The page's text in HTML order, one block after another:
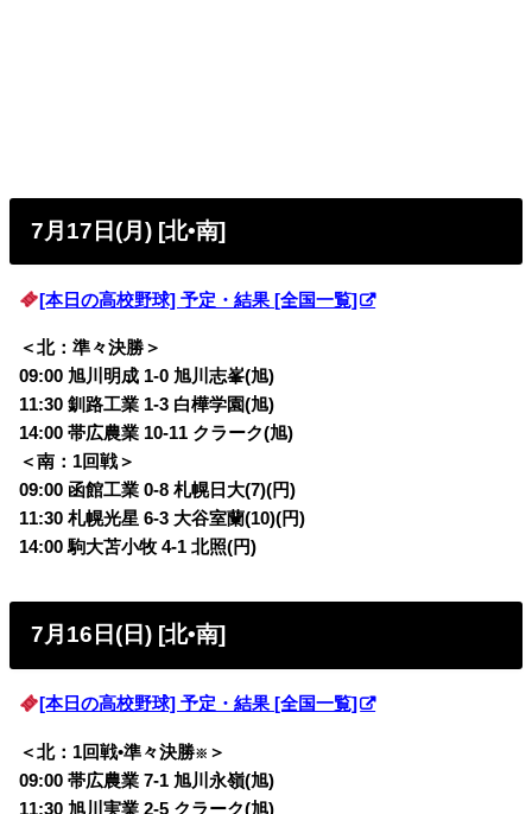
7月17日(月) [北•南]
[本日の高校野球] 予定・結果 [全国一覧]
＜北：準々決勝＞
09:00 旭川明成 1-0 旭川志峯(旭)
11:30 釧路工業 1-3 白樺学園(旭)
14:00 帯広農業 10-11 クラーク(旭)
＜南：1回戦＞
09:00 函館工業 0-8 札幌日大(7)(円)
11:30 札幌光星 6-3 大谷室蘭(10)(円)
14:00 駒大苫小牧 4-1 北照(円)
7月16日(日) [北•南]
[本日の高校野球] 予定・結果 [全国一覧]
＜北：1回戦•準々決勝※ ＞
09:00 帯広農業 7-1 旭川永嶺(旭)
11:30 旭川実業 2-5 クラーク(旭)